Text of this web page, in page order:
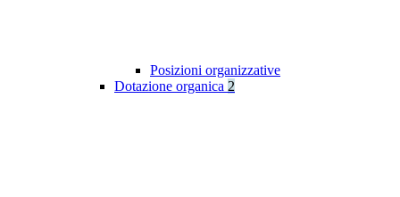
Posizioni organizzative
Dotazione organica 2